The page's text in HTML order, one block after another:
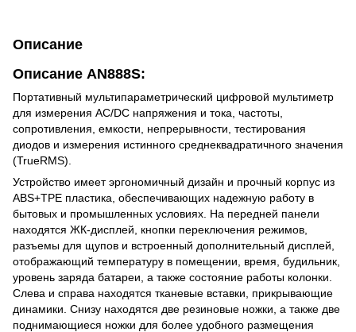
Описание
Описание AN888S:
Портативный мультипараметрический цифровой мультиметр
для измерения AC/DC напряжения и тока, частоты,
сопротивления, емкости, непрерывности, тестирования
диодов и измерения истинного среднеквадратичного значения
(TrueRMS).
Устройство имеет эргономичный дизайн и прочный корпус из
ABS+TPE пластика, обеспечивающих надежную работу в
бытовых и промышленных условиях. На передней панели
находятся ЖК-дисплей, кнопки переключения режимов,
разъемы для щупов и встроенный дополнительный дисплей,
отображающий температуру в помещении, время, будильник,
уровень заряда батареи, а также состояние работы колонки.
Слева и справа находятся тканевые вставки, прикрывающие
динамики. Снизу находятся две резиновые ножки, а также две
поднимающиеся ножки для более удобного размещения